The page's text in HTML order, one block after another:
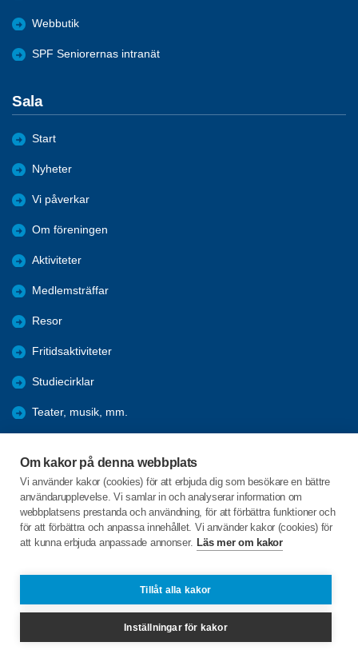
Om kakor på denna webbplats
Vi använder kakor (cookies) för att erbjuda dig som besökare en bättre
användarupplevelse. Vi samlar in och analyserar information om
webbplatsens prestanda och användning, för att förbättra funktioner och
för att förbättra och anpassa innehållet. Vi använder kakor (cookies) för
att kunna erbjuda anpassade annonser. Läs mer om kakor
Tillåt alla kakor
Inställningar för kakor
Webbutik
SPF Seniorernas intranät
Sala
Start
Nyheter
Vi påverkar
Om föreningen
Aktiviteter
Medlemsträffar
Resor
Fritidsaktiviteter
Studiecirklar
Teater, musik, mm.
Förmåner
Bli medlem
C/o:Per Byström